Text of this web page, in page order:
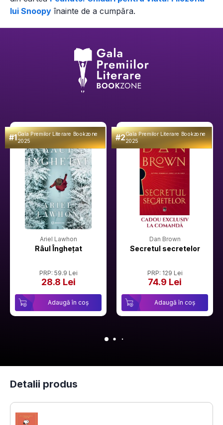
lui Snoopy înainte de a cumpăra.
#1Gala Premilor Literare Bookzone
2025
Ariel Lawhon
Râul Înghețat
PRP: 59.9 Lei
28.8 Lei
Adaugă în coș
#2Gala Premilor Literare Bookzone
2025
Dan Brown
Secretul secretelor
PRP: 129 Lei
74.9 Lei
Adaugă în coș
Detalii produs